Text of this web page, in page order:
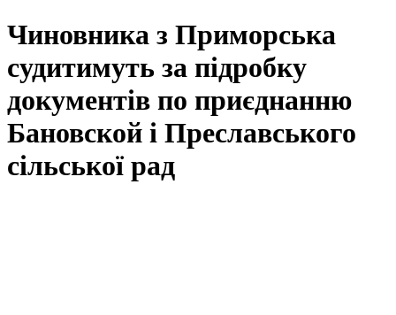
Чиновника з Приморська
судитимуть за підробку
документів по приєднанню
Бановской і Преславського
сільської рад